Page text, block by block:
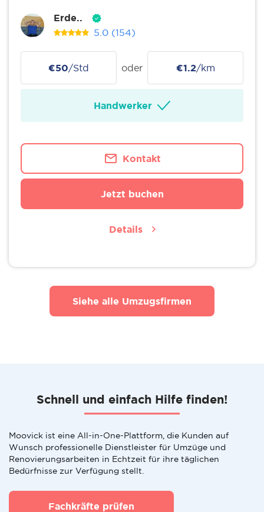
Erde..
5.0 (154)
€50/Std oder €1.2/km
Handwerker
Kontakt
Jetzt buchen
Details
Siehe alle Umzugsfirmen
Schnell und einfach Hilfe finden!
Moovick ist eine All-in-One-Plattform, die Kunden auf
Wunsch professionelle Dienstleister für Umzüge und
Renovierungsarbeiten in Echtzeit für ihre täglichen
Bedürfnisse zur Verfügung stellt.
Fachkräfte prüfen